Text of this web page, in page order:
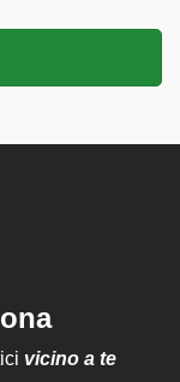
vicino a te